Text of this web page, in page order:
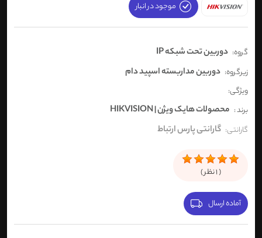
موجود در انبار
گروه: دوربین تحت شبکه IP
زیرگروه: دوربین مداربسته اسپید دام
ویژگی:
برند : محصولات هایک ویژن | HIKVISION
گارانتی: گارانتی پارس ارتباط
(
1نظر )
آماده ارسال